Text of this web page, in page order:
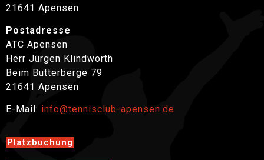
21641 Apensen
Postadresse
ATC Apensen
Herr Jürgen Klindworth
Beim Butterberge 79
21641 Apensen
E-Mail: info@tennisclub-apensen.de
Platzbuchung